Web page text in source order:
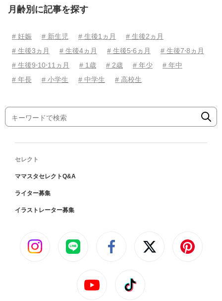
月齢別に記事を探す
# 妊娠 # 新生児 # 生後1ヵ月
# 生後2ヵ月
# 生後3ヵ月
# 生後4ヵ月 # 生後5⋅6ヵ月
# 生後7⋅8ヵ月
# 生後9⋅10⋅11ヵ月
# 1歳 # 2歳 # 年少
# 年中
# 年長
# 小学生 # 中学生 # 高校生
セレクト
ママスタセレクトQ&A
ライター募集
イラストレーター募集